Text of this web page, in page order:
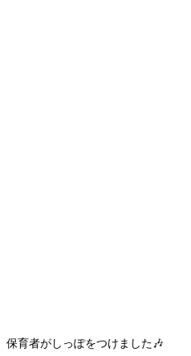
保育者がしっぽをつけました🎶